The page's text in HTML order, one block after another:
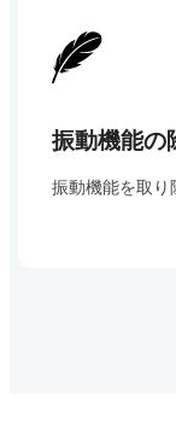
振動機能の
振動機能を取り